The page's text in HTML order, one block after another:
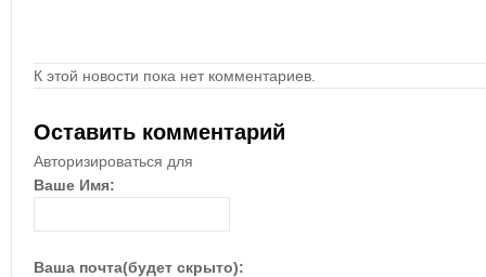
К этой новости пока нет комментариев.
Оставить комментарий
Авторизироваться для
Ваше Имя:
Ваша почта(будет скрыто):